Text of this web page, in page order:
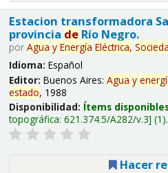
Estacion transformadora
provincia deRío Negro.
por Agua y Energía Eléctrica,
Idioma: Español
Editor: Buenos Aires: Agua y
estado, 1988
Disponibilidad: Ítems
topográfica: 621.374.5/A282/v.3 (1).
Hacer